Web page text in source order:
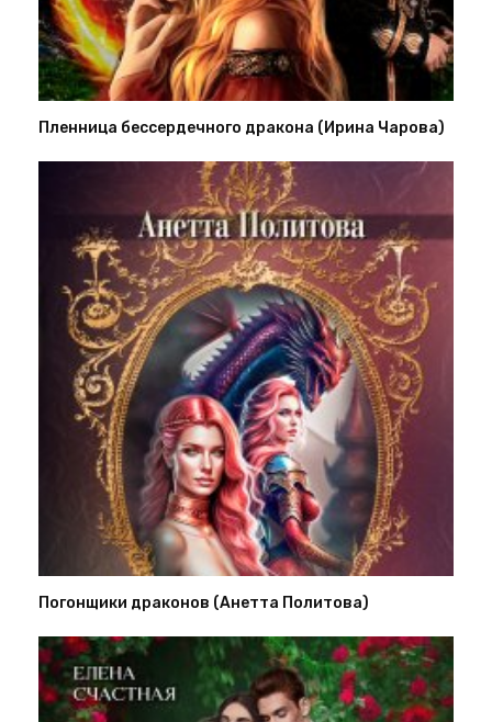
Пленница бессердечного дракона (Ирина Чарова)
Погонщики драконов (Анетта Политова)